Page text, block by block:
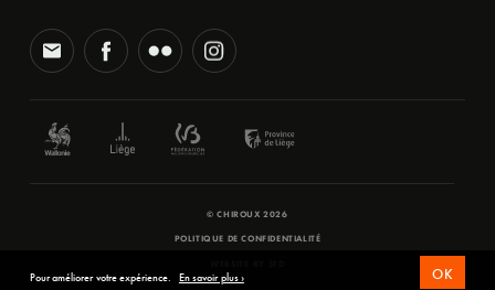
© CHIROUX 2026
POLITIQUE DE CONFIDENTIALITÉ
Pour améliorer votre expérience. En savoir plus › OK